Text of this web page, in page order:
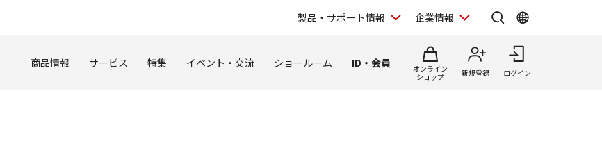
製品・サポート情報 企業情報
商品情報 サービス 特集 イベント・交流 ショールーム ID・会員
オンライン
ショップ
新規登録 ログイン